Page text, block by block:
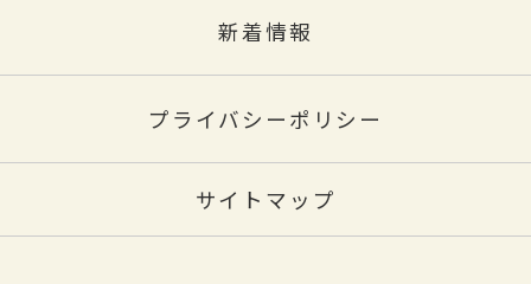
新着情報
プライバシーポリシー
サイトマップ